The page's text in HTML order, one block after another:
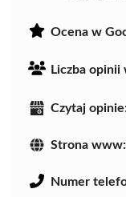
Ocena w
Liczba opinii
Czytaj
Strona www:
Numer